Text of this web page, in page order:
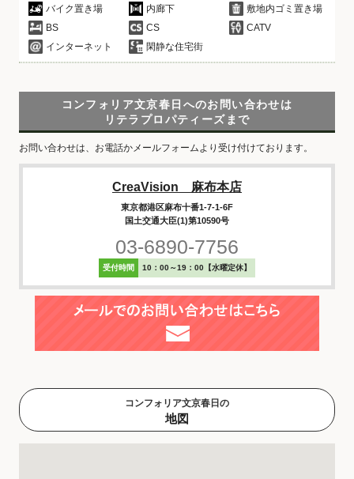
バイク置き場 内廊下
敷地内ゴミ置き場
BS
CS
CATV
インターネット
閑静な住宅街
コンフォリア文京春日へのお問い合わせは
リテラプロパティーズまで
お問い合わせは、お電話かメールフォームより受け付けております。
CreaVision 麻布本店
東京都港区麻布十番1-7-1-6F
国土交通大臣(1)第10590号
03-6890-7756
受付時間 10：00～19：00【水曜定休】
コンフォリア文京春日の
地図